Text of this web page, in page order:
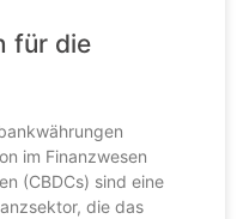
für die
im Finanzwesen
(CBDCs) sind eine
die das